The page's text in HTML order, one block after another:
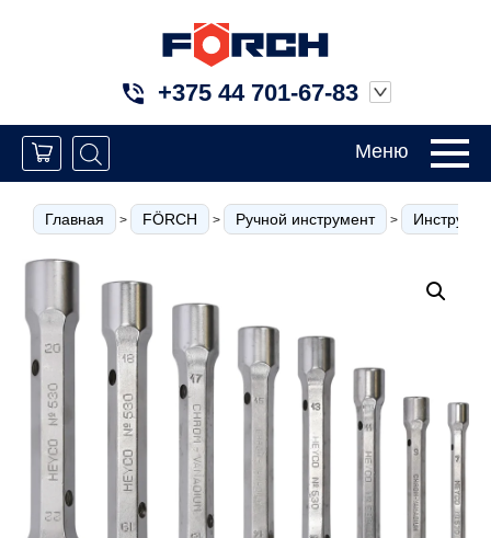
+375 44 701-67-83
Меню
Главная > FÖRCH > Ручной инструмент >